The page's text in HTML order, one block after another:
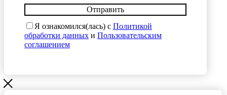
Отправить
Я ознакомился(лась) с Политикой
обработки данных и Пользовательским
соглашением